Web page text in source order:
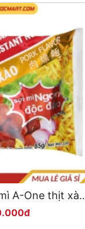
A-One thịt xào